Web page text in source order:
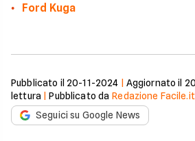
Ford Kuga
Pubblicato il 20-11-2024 Aggiornato il
lettura |Pubblicato da Redazione Facile.it
Seguici su Google News